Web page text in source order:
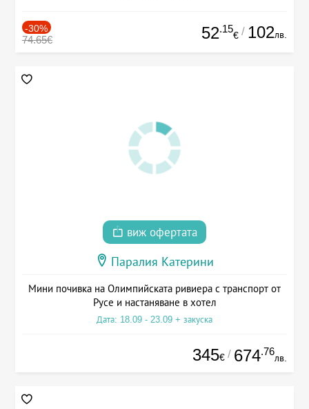
-30%
74.65€ 52.15
€ / 102лв.
виж офертата
Паралия Катерини
Мини почивка на Олимпийската ривиера с транспорт от
Русе и настаняване в хотел
Дата: 18.09 - 23.09 + закуска
345€ / 674.76
лв.